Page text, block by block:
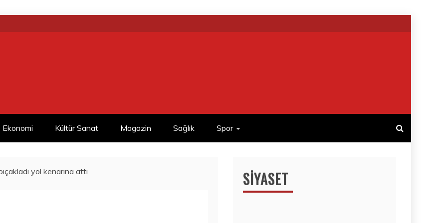
Ekonomi Kültür Sanat Magazin Sağlık Spor
bıçakladı yol kenarına attı SIYASET